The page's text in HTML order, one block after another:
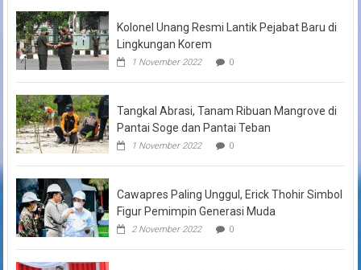
Kolonel Unang Resmi Lantik Pejabat Baru di
Lingkungan Korem
1 November 2022 0
Tangkal Abrasi, Tanam Ribuan Mangrove di
Pantai Soge dan Pantai Teban
1 November 2022 0
Cawapres Paling Unggul, Erick Thohir Simbol
Figur Pemimpin Generasi Muda
2 November 2022 0